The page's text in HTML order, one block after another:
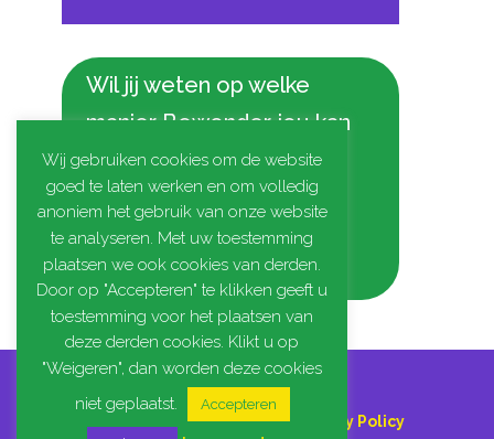
Wil jij weten op welke
manier Bewonder jou kan
ondersteunen bij het
opvoeden? Neem direct
contact op of neem een
kijkje op de website.
Algemene voorwaarden| Privacy Policy
Wij gebruiken cookies om de website
goed te laten werken en om volledig
anoniem het gebruik van onze website
te analyseren. Met uw toestemming
plaatsen we ook cookies van derden.
Door op "Accepteren" te klikken geeft u
toestemming voor het plaatsen van
deze derden cookies. Klikt u op
"Weigeren", dan worden deze cookies
niet geplaatst.
Accepteren